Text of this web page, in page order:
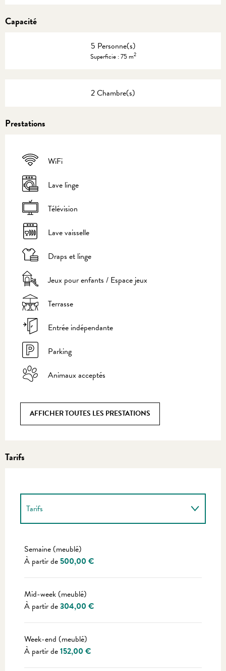
Capacité
5 Personne(s)
Superficie : 75 m2
2 Chambre(s)
Prestations
WiFi
Lave linge
Télévision
Lave vaisselle
Draps et linge
Jeux pour enfants / Espace jeux
Terrasse
Entrée indépendante
Parking
Animaux acceptés
AFFICHER TOUTES LES PRESTATIONS
Tarifs
Tarifs
Semaine (meublé)
À partir de500,00 €
Mid-week (meublé)
À partir de304,00 €
Week-end (meublé)
À partir de152,00 €